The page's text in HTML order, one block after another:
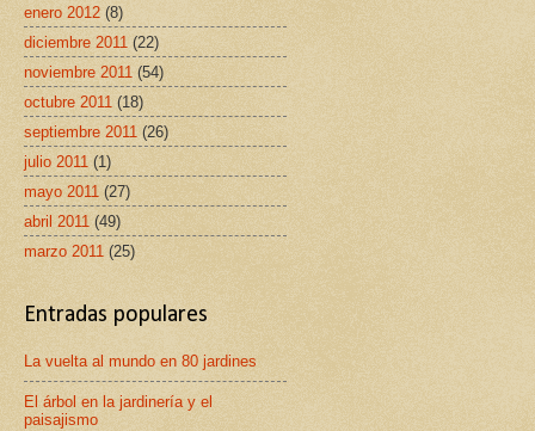
enero 2012 (8)
diciembre 2011 (22)
noviembre 2011 (54)
octubre 2011 (18)
septiembre 2011 (26)
julio 2011 (1)
mayo 2011 (27)
abril 2011 (49)
marzo 2011 (25)
Entradas populares
La vuelta al mundo en 80 jardines
El árbol en la jardinería y el
paisajismo